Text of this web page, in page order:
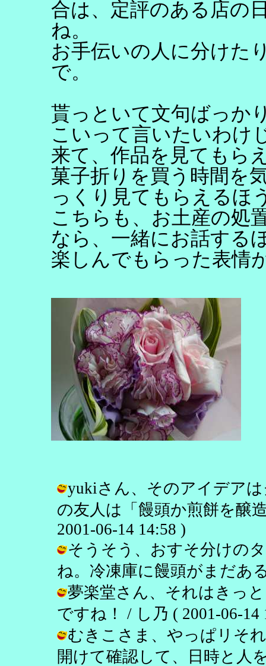
合は、定評のある店の
ね。
お手伝いの人に分けた
で。
貰っといて文句ばっか
こいって言いたいわけ
来て、作品を見てもら
菓子折りを買う時間を
っくり見てもらえるほ
こちらも、お土産の処
なら、一緒にお話する
楽しんでもらった表情
yukiさん、そのアイデア
の友人は「饅頭か煎餅を醸
2001-06-14 14:58 )
そうそう、おすそ分けの
ね。冷凍庫に饅頭がまだあ
夢楽堂さん、それはきっ
ですね！ / し乃 ( 2001-06-14
むきこさま、やっぱリそ
開けて確認して、日時と人